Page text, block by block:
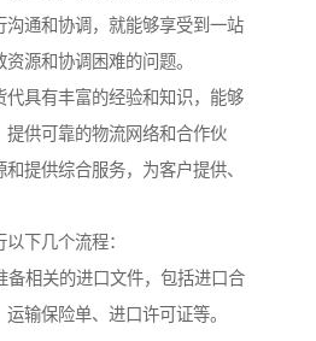
沟通和协调，就能够享受到一站
源和协调困难的问题。
代具有丰富的经验和知识，能够
提供可靠的物流网络和合作伙
提供综合服务，为客户提供、
下几个流程：
备相关的进口文件，包括进口合
输保险单、进口许可证等。